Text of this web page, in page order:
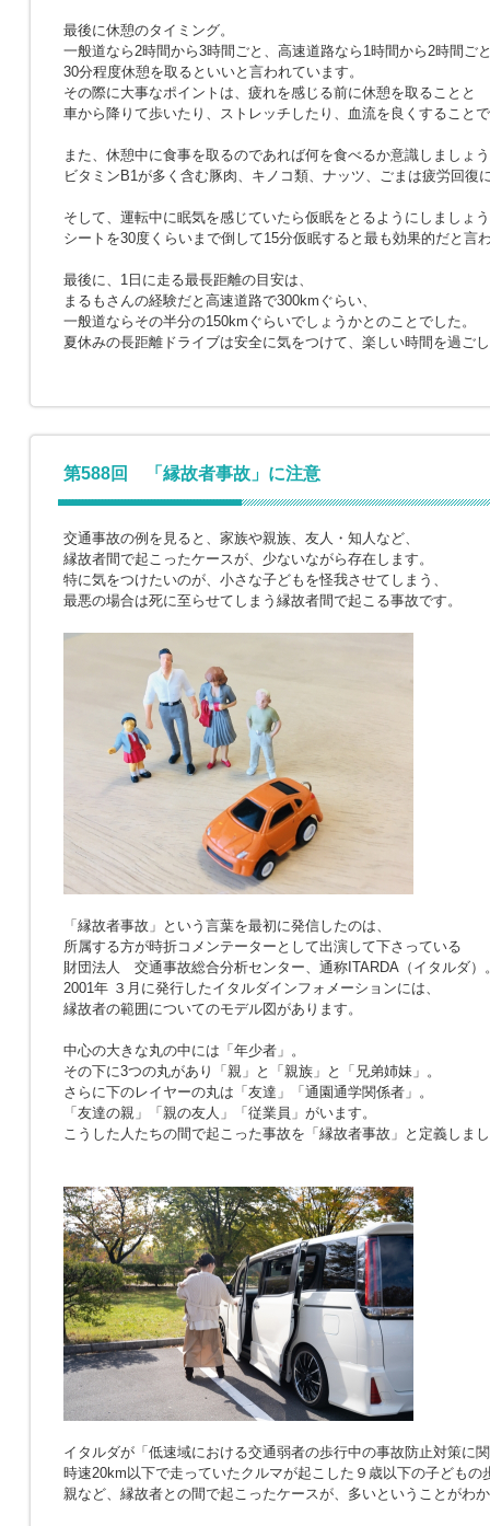
最後に休憩のタイミング。
一般道なら2時間から3時間ごと、高速道路なら1時間から2時間ご
30分程度休憩を取るといいと言われています。
その際に大事なポイントは、疲れを感じる前に休憩を取ることと
車から降りて歩いたり、ストレッチしたり、血流を良くすること
また、休憩中に食事を取るのであれば何を食べるか意識しましょ
ビタミンB1が多く含む豚肉、キノコ類、ナッツ、ごまは疲労回復
そして、運転中に眠気を感じていたら仮眠をとるようにしましょ
シートを30度くらいまで倒して15分仮眠すると最も効果的だと言
最後に、1日に走る最長距離の目安は、
まるもさんの経験だと高速道路で300kmぐらい、
一般道ならその半分の150kmぐらいでしょうかとのことでした。
夏休みの長距離ドライブは安全に気をつけて、楽しい時間を過ご
第588回 「縁故者事故」に注意
交通事故の例を見ると、家族や親族、友人・知人など、
縁故者間で起こったケースが、少ないながら存在します。
特に気をつけたいのが、小さな子どもを怪我させてしまう、
最悪の場合は死に至らせてしまう縁故者間で起こる事故です。
「縁故者事故」という言葉を最初に発信したのは、
所属する方が時折コメンテーターとして出演して下さっている
財団法人 交通事故総合分析センター、通称ITARDA（イタルダ）
2001年 ３月に発行したイタルダインフォメーションには、
縁故者の範囲についてのモデル図があります。
中心の大きな丸の中には「年少者」。
その下に3つの丸があり「親」と「親族」と「兄弟姉妹」。
さらに下のレイヤーの丸は「友達」「通園通学関係者」。
「友達の親」「親の友人」「従業員」がいます。
こうした人たちの間で起こった事故を「縁故者事故」と定義しま
イタルダが「低速域における交通弱者の歩行中の事故防止対策に
時速20km以下で走っていたクルマが起こした９歳以下の子どもの
親など、縁故者との間で起こったケースが、多いということがわ